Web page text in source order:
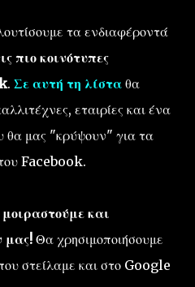
τα ενδιαφέροντά
πιο κοινότυπες
. Σε αυτή τη λίστα θα
εταιρίες και ένα
μας "κρύψουν" για τα
Facebook.
και
μας! Θα χρησιμοποιήσουμε
στείλαμε και στο Google